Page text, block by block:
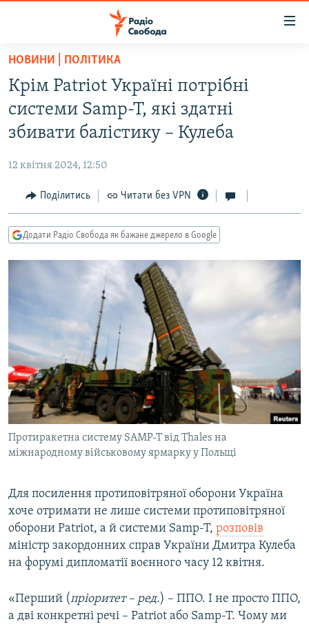
Перейти
основного
матеріалу
Перейти
до
основної
Перейти
до
пошуку
ВСЕ ЗА ДОБУ
СТАТТІ
СУСПІЛЬСТВО
РОСІЙСЬКА «ФІЛЬТРАЦІЯ»
ДОНБАС.РЕАЛІЇ
ТИ ЯК?
СХЕМИ
КИТАЙ.ВИКЛИКИ
МУЛЬТИМЕДІА
ФОТО
СПЕЦПРОЄКТИ
ПОДКАСТИ
КРИМ РЕАЛІЇ
РУС
КТАТ
ДОЛУЧАЙСЯ!
НОВИНИ | ПОЛІТИКА
Крім Patriot Україні потрібні
системи Samp-T, які здатні
збивати балістику – Кулеба
12 квітня 2024, 12:50
Поділитись Читати без VPN
Додати Радіо Свобода як бажане джерело в Google
Протиракетна систему SAMP-T від Thales на
міжнародному військовому ярмарку у Польщі
Для посилення протиповітряної оборони Україна
хоче отримати не лише системи протиповітряної
оборони Patriot, а й системи Samp-T, розповів
міністр закордонних справ України Дмитра Кулеба
на форумі дипломатії воєнного часу 12 квітня.
«Перший (пріоритет ­– ред.) – ППО. І не просто ППО,
а дві конкретні речі – Patriot або Samp-T. Чому ми